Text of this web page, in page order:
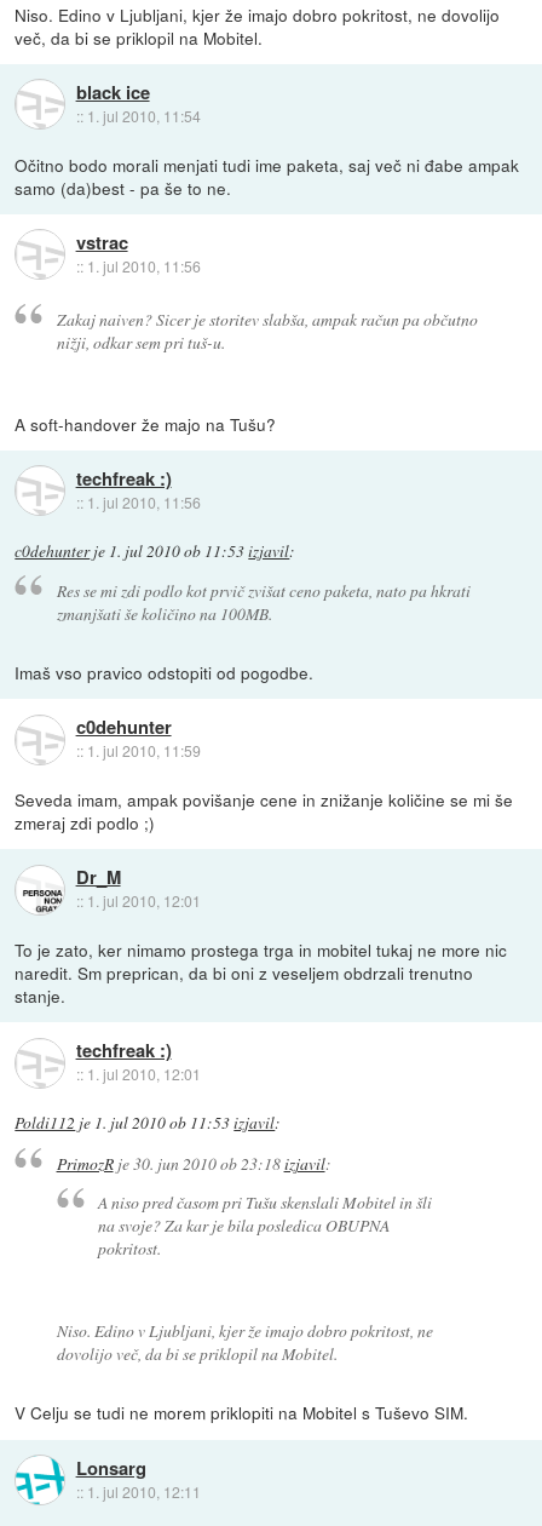
Niso. Edino v Ljubljani, kjer že imajo dobro pokritost, ne dovolijo
več, da bi se priklopil na Mobitel.
black ice
:: 1. jul 2010, 11:54
Očitno bodo morali menjati tudi ime paketa, saj več ni đabe ampak
samo (da)best - pa še to ne.
vstrac
:: 1. jul 2010, 11:56
Zakaj naiven? Sicer je storitev slabša, ampak račun pa občutno
nižji, odkar sem pri tuš-u.
A soft-handover že majo na Tušu?
techfreak :)
:: 1. jul 2010, 11:56
c0dehunterje 1. jul 2010 ob 11:53izjavil:
Res se mi zdi podlo kot prvič zvišat ceno paketa, nato pa hkrati
zmanjšati še količino na 100MB.
Imaš vso pravico odstopiti od pogodbe.
c0dehunter
:: 1. jul 2010, 11:59
Seveda imam, ampak povišanje cene in znižanje količine se mi še
zmeraj zdi podlo ;)
Dr_M
:: 1. jul 2010, 12:01
To je zato, ker nimamo prostega trga in mobitel tukaj ne more nic
naredit. Sm preprican, da bi oni z veseljem obdrzali trenutno
stanje.
techfreak :)
:: 1. jul 2010, 12:01
Poldi112 je 1. jul 2010 ob 11:53izjavil:
PrimozRje30. jun 2010 ob 23:18izjavil:
A niso pred časom pri Tušu skenslali Mobitel in šli
na svoje? Za kar je bila posledica OBUPNA
pokritost.
Niso. Edino v Ljubljani, kjer že imajo dobro pokritost, ne
dovolijo več, da bi se priklopil na Mobitel.
V Celju se tudi ne morem priklopiti na Mobitel s Tuševo SIM.
Lonsarg
:: 1. jul 2010, 12:11